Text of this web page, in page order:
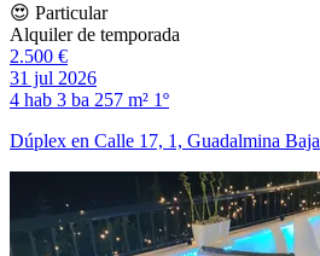
😍 Particular
Alquiler de temporada
2.500 €
31 jul 2026
4 hab 3 ba 257 m² 1º
Dúplex en Calle 17, 1, Guadalmina Baja